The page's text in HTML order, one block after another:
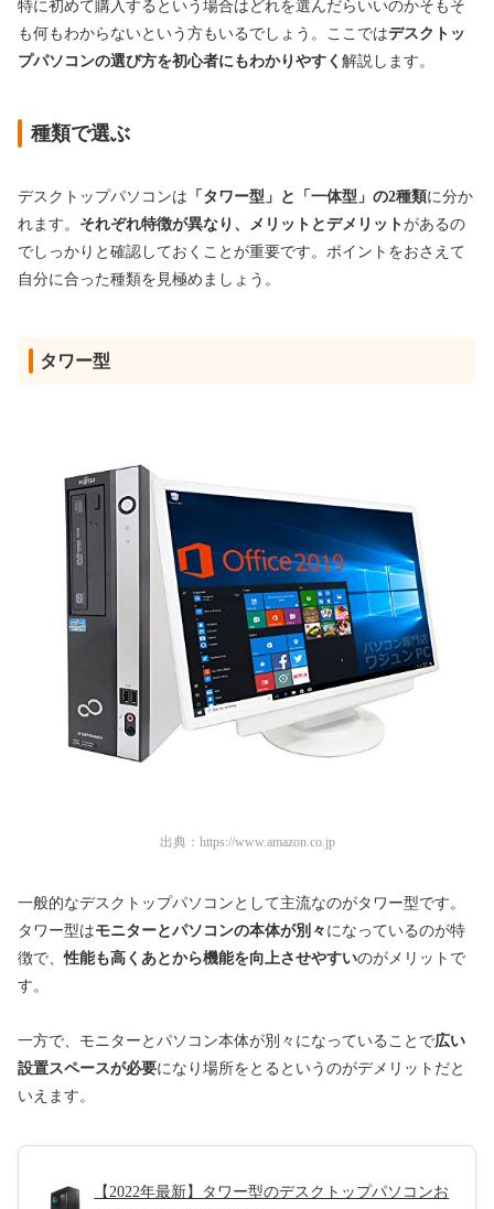
特に初めて購入するという場合はどれを選んだらいいのかそもそ
も何もわからないという方もいるでしょう。ここではデスクトッ
プパソコンの選び方を初心者にもわかりやすく 解説します。
種類で選ぶ
デスクトップパソコンは 「タワー型」と「一体型」の2種類に分か
れます。 それぞれ特徴が異なり、メリットとデメリットがあるの
でしっかりと確認しておくことが重要です。ポイントをおさえて
自分に合った種類を見極めましょう。
タワー型
出典： https://www.amazon.co.jp
一般的なデスクトップパソコンとして主流なのがタワー型です。
タワー型はモニターとパソコンの本体が別々 になっているのが特
徴で、性能も高くあとから機能を向上させやすいのがメリットで
す。
一方で、モニターとパソコン本体が別々になっていることで広い
設置スペースが必要になり場所をとるというのがデメリットだと
いえます。
【2022年最新】タワー型のデスクトップパソコンお